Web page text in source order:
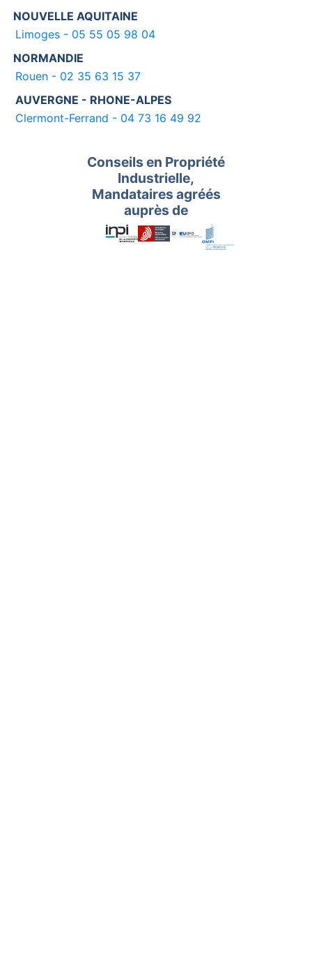
NOUVELLE AQUITAINE
Limoges - 05 55 05 98 04
NORMANDIE
Rouen - 02 35 63 15 37
AUVERGNE - RHONE-ALPES
Clermont-Ferrand - 04 73 16 49 92
Conseils en Propriété
Industrielle,
Mandataires agréés
auprès de